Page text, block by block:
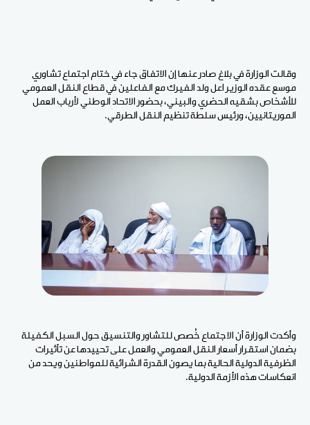
وقالت الوزارة في بلاغ صادر عنها إن الاتفاق جاء في ختام اجتماع تشاوري
موسع عقده الوزير اعل ولد الفيرك مع الفاعلين في قطاع النقل العمومي
للأشخاص بشقيه الحضري والبيني، بحضور الاتحاد الوطني لأرباب العمل
الموريتانيين، ورئيس سلطة تنظيم النقل الطرقي.
وأكدت الوزارة أن الاجتماع خُصص للتشاور والتنسيق حول السبل الكفيلة
بضمان استقرار أسعار النقل العمومي والعمل على تحييدها عن تأثيرات
الظرفية الدولية الحالية بما يصون القدرة الشرائية للمواطنين ويحد من
انعكاسات هذه الأزمة الدولية.